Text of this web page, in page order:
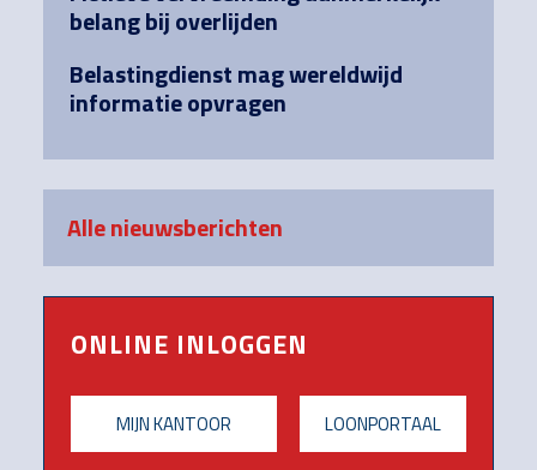
belang bij overlijden
Belastingdienst mag wereldwijd
informatie opvragen
Alle nieuwsberichten
ONLINE INLOGGEN
MIJN KANTOOR LOONPORTAAL